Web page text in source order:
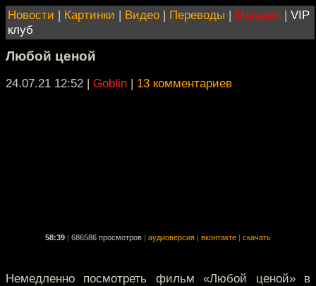
Новости | Картинки | Видео | Переводы | Магазин | VIP
клуб
Любой ценой
24.07.21 12:52 | Goblin | 13 комментариев
58:39 686586 просмотров аудиоверсия вконтакте скачать
Немедленно посмотреть фильм «Любой ценой» в